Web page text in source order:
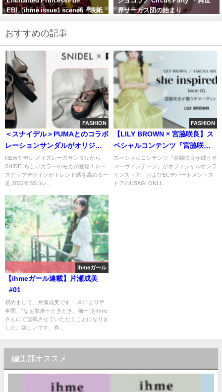
界サーカス団の始まり
おすすめの記事
FASHION
＜スナイデル＞PUMAとのコラボ
レーションサンダルがオリジナ
ルカラーで登場！厚底仕様でス
タイルアップが叶う一足に
NEWモデル メイズレースサンダルから
SNIDELらしいカラーのモカが登場！レー
スアップデザインがトレンド感を高める一
足 2022年SSコレ...
FASHION
【LILY BROWN × 宮脇咲良】ス
ペシャルコンテンツ『宮脇咲良
が纏うサマーヴィンテージ』が
公開！
スペシャルコンテンツ『宮脇咲良が纏うサ
マーヴィンテージ』がオフィシャルオンラ
インストア、およびECデパートメントス
トアのUSAGI ONLI...
ihmeガール
【ihmeガール連載】片瀬成美
_#01
初めまして、片瀬成美です！ 本日より半
年間、"なぁ散歩〜ときどき、猫〜"をihme
さんにて連載させていただくことになりま
した。嬉しいです、有...
編集部オススメ